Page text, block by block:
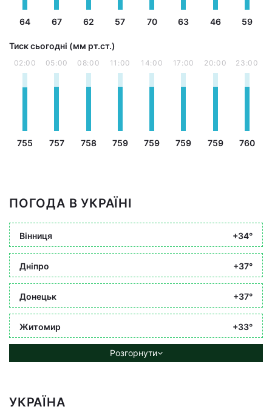
64 67 62 57 70 63 46 59
Тиск сьогодні (мм рт.ст.)
02:00
755
05:00
757
08:00
758
11:00
759
14:00
759
17:00
759
20:00
759
23:00
760
ПОГОДА В УКРАЇНІ
Вінниця +34°
Дніпро +37°
Донецьк +37°
Житомир +33°
Розгорнути
УКРАЇНА